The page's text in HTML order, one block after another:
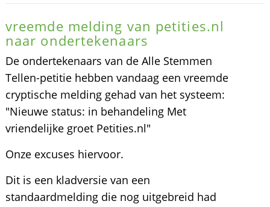
vreemde melding van petities.nl
naar ondertekenaars
De ondertekenaars van de Alle Stemmen
Tellen-petitie hebben vandaag een vreemde
cryptische melding gehad van het systeem:
"Nieuwe status: in behandeling Met
vriendelijke groet Petities.nl"
Onze excuses hiervoor.
Dit is een kladversie van een
standaardmelding die nog uitgebreid had